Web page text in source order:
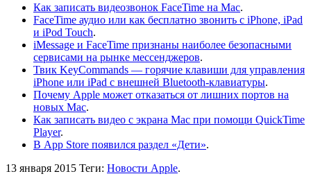
Как записать видеозвонок FaceTime на Мас.
FaceTime аудио или как бесплатно звонить с iPhone, iPad
и iPod Touch.
iMessage и FaceTime признаны наиболее безопасными
сервисами на рынке мессенджеров.
Твик KeyCommands — горячие клавиши для управления
iPhone или iPad с внешней Bluetooth-клавиатуры.
Почему Apple может отказаться от лишних портов на
новых Mac.
Как записать видео с экрана Mac при помощи QuickTime
Player.
В App Store появился раздел «Дети».
13 января 2015 Теги: Новости Apple.